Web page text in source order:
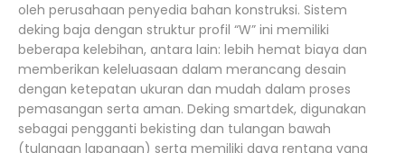
oleh perusahaan penyedia bahan konstruksi. Sistem
deking baja dengan struktur profil “W” ini memiliki
beberapa kelebihan, antara lain: lebih hemat biaya dan
memberikan keleluasaan dalam merancang desain
dengan ketepatan ukuran dan mudah dalam proses
pemasangan serta aman. Deking smartdek, digunakan
sebagai pengganti bekisting dan tulangan bawah
(tulangan lapangan) serta memiliki daya rentang yang